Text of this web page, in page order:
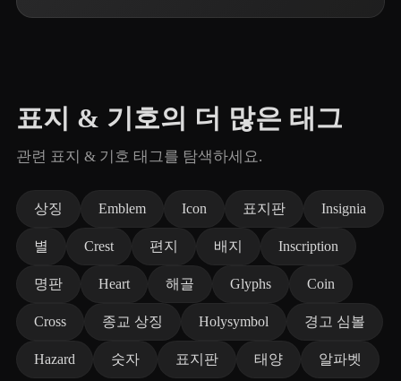
표지 & 기호의 더 많은 태그
관련 표지 & 기호 태그를 탐색하세요.
상징 Emblem Icon 표지판 Insignia
별 Crest 편지 배지 Inscription
명판 Heart 해골 Glyphs Coin
Cross 종교 상징 Holysymbol 경고 심볼
Hazard 숫자 표지판 태양 알파벳